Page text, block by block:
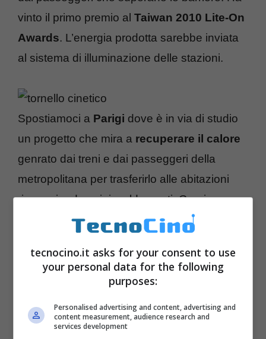
vinto il primo premio al Taiwan 2010 Lite-On
Awards. L’energia prodotta sarebbe inviata
al sistema di illuminazione delle stazioni.
Spostiamoci a Parigi dove è in via di studio
un progetto che mira a recuperare il calore
genrato dai treni e dai passeggeri della
metropolitana per trasferirlo alle abitazioni
risparmiando sui riscaldamenti. Grazie a un
sistema innovativo di trasferimento sarebbe
stazione. Idea bizzarra, per ora
costosa.
tecnocino.it asks for your consent to use
your personal data for the following
purposes:
Personalised advertising and content, advertising and
content measurement, audience research and
services development